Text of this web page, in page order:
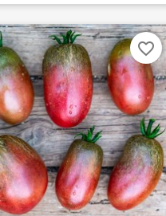
favorite_border